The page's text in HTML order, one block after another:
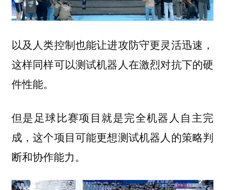
以及人类控制也能让进攻防守更灵活迅速，
这样同样可以测试机器人在激烈对抗下的硬
件性能。
但是足球比赛项目就是完全机器人自主完
成，这个项目可能更想测试机器人的策略判
断和协作能力。